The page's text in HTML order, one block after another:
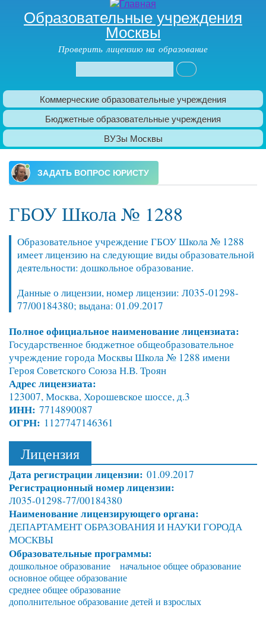
Образовательные учреждения
Москвы
Проверить лицензию на образование
Главное меню
Коммерческие образовательные учреждения
Бюджетные образовательные учреждения
ВУЗы Москвы
ГБОУ Школа № 1288
Образовательное учреждение ГБОУ Школа № 1288
имеет лицензию на следующие виды образовательной
деятельности: дошкольное образование.
Данные о лицензии, номер лицензии: Л035-01298-
77/00184380; выдана: 01.09.2017
Полное официальное наименование лицензиата:
Государственное бюджетное общеобразовательное
учреждение города Москвы Школа № 1288 имени
Героя Советского Союза Н.В. Троян
Адрес лицензиата:
123007, Москва, Хорошевское шоссе, д.3
ИНН: 7714890087
ОГРН: 1127747146361
Лицензия
Дата регистрации лицензии: 01.09.2017
Регистрационный номер лицензии:
Л035-01298-77/00184380
Наименование лицензирующего органа:
ДЕПАРТАМЕНТ ОБРАЗОВАНИЯ И НАУКИ ГОРОДА
МОСКВЫ
Образовательные программы:
дошкольное образование
начальное общее образование
основное общее образование
среднее общее образование
дополнительное образование детей и взрослых